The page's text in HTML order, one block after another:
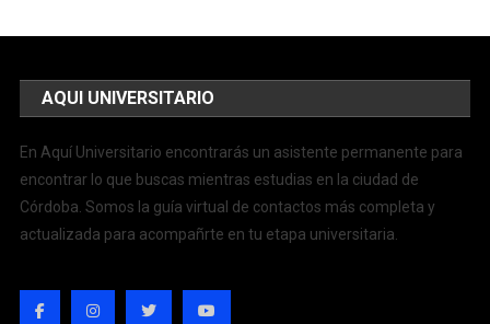
AQUI UNIVERSITARIO
En Aquí Universitario encontrarás un asistente permanente para
encontrar lo que buscas mientras estudias en la ciudad de
Córdoba. Somos la guía virtual de contactos más completa y
actualizada para acompañrte en tu etapa universitaria.